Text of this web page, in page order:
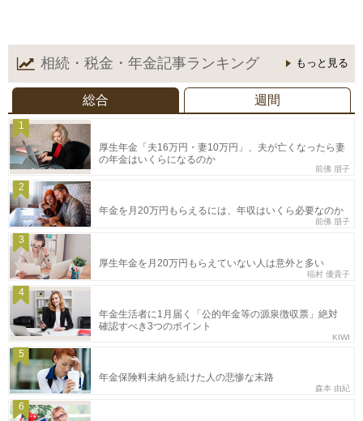
相続・税金・年金記事ランキング もっと見る
総合 週間
1
厚生年金「夫16万円・妻10万円」、夫が亡くなったら妻
の年金はいくらになるのか
前佛 朋子
2
年金を月20万円もらえるには、年収はいくら必要なのか
前佛 朋子
3
厚生年金を月20万円もらえていない人は意外と多い
稲村 優貴子
4
年金生活者に1月届く「公的年金等の源泉徴収票」絶対
確認すべき3つのポイント
KIWI
5
年金保険料未納を続けた人の悲惨な末路
森本 由紀
6